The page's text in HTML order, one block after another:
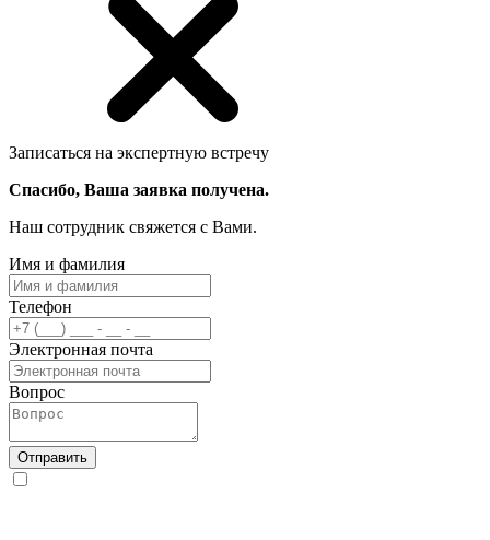
Записаться на экспертную встречу
Спасибо, Ваша заявка получена.
Наш сотрудник свяжется с Вами.
Имя и фамилия
Телефон
Электронная почта
Вопрос
Отправить